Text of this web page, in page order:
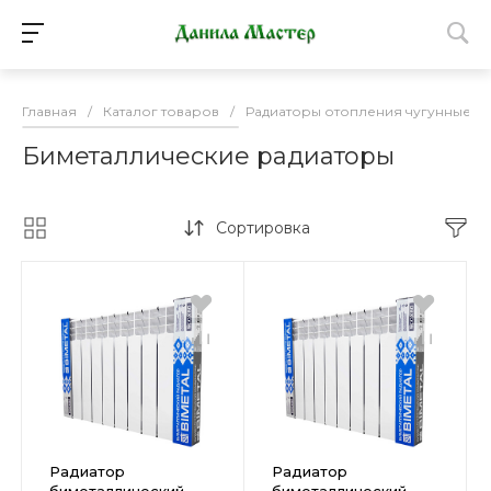
Главная / Каталог товаров / Радиаторы отопления чугунные,
Биметаллические радиаторы
Сортировка
Радиатор
Радиатор